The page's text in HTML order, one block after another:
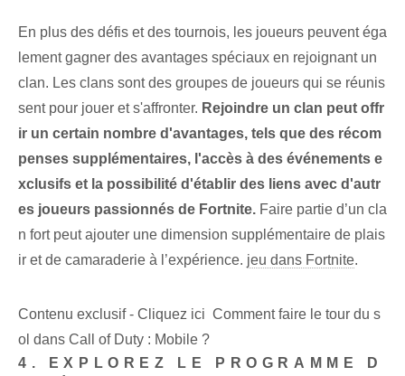
En plus des défis et des tournois, les joueurs peuvent éga
lement gagner des avantages spéciaux en rejoignant un
clan. Les clans sont des groupes de joueurs qui se réunis
sent pour jouer et s'affronter. Rejoindre un clan peut offr
ir un certain nombre d'avantages, tels que des récom
penses supplémentaires, l'accès à des événements e
xclusifs et la possibilité d'établir des liens avec d'autr
es joueurs passionnés de Fortnite. Faire partie d’un cla
n fort peut ajouter une dimension supplémentaire de plais
ir et de camaraderie à l’expérience. jeu dans Fortnite.
Contenu exclusif - Cliquez ici Comment faire le tour du s
ol dans Call of Duty : Mobile ?
4. EXPLOREZ LE PROGRAMME D